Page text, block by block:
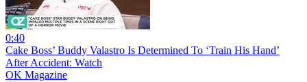
0:40
Cake Boss’ Buddy Valastro Is Determined To ‘Train His Hand’
After Accident: Watch
OK Magazine